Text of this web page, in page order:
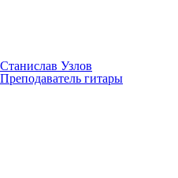
Станислав Узлов
Преподаватель гитары